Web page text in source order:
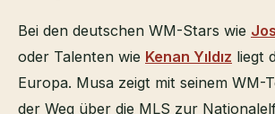
Bei den deutschen WM-Stars wie
oder Talenten wie Kenan Yıldız liegt
Europa. Musa zeigt mit seinem WM-
der Weg über die MLS zur